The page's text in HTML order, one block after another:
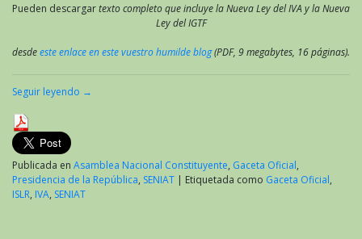
Pueden descargartexto completo que incluye la Nueva Ley del IVA y la Nueva
Ley del IGTF
desdeeste enlace en este vuestro humilde blog(PDF, 9 megabytes, 16 páginas).
Seguir leyendo →
Publicada en Asamblea Nacional Constituyente, Gaceta Oficial,
Presidencia de la República, SENIAT | Etiquetada como Gaceta Oficial,
ISLR, IVA, SENIAT